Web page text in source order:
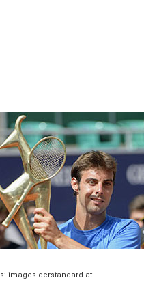
images.derstandard.at